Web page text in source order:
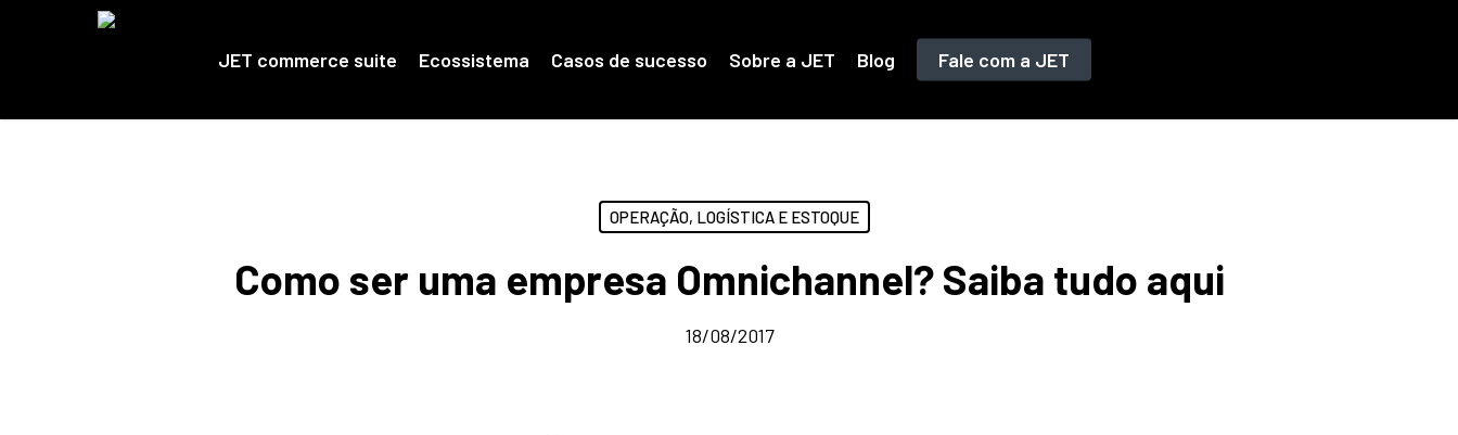
JET commerce suite Ecossistema Casos de sucesso Sobre a JET Blog Fale com a JET
OPERAÇÃO, LOGÍSTICA E ESTOQUE
Como ser uma empresa Omnichannel? Saiba tudo aqui
18/08/2017